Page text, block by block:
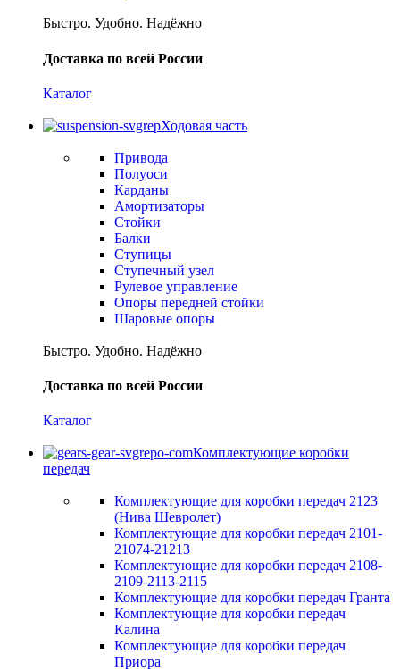
Быстро. Удобно. Надёжно
Доставка по всей России
Каталог
Ходовая часть
Привода
Полуоси
Карданы
Амортизаторы
Стойки
Балки
Ступицы
Ступечный узел
Рулевое управление
Опоры передней стойки
Шаровые опоры
Быстро. Удобно. Надёжно
Доставка по всей России
Каталог
Комплектующие коробки
передач
Комплектующие для коробки передач 2123
(Нива Шевролет)
Комплектующие для коробки передач 2101-
21074-21213
Комплектующие для коробки передач 2108-
2109-2113-2115
Комплектующие для коробки передач Гранта
Комплектующие для коробки передач
Калина
Комплектующие для коробки передач
Приора